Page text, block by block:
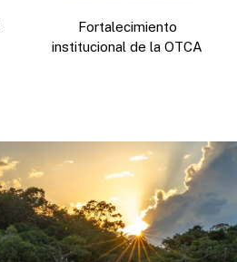
Fortalecimiento
institucional de la OTCA